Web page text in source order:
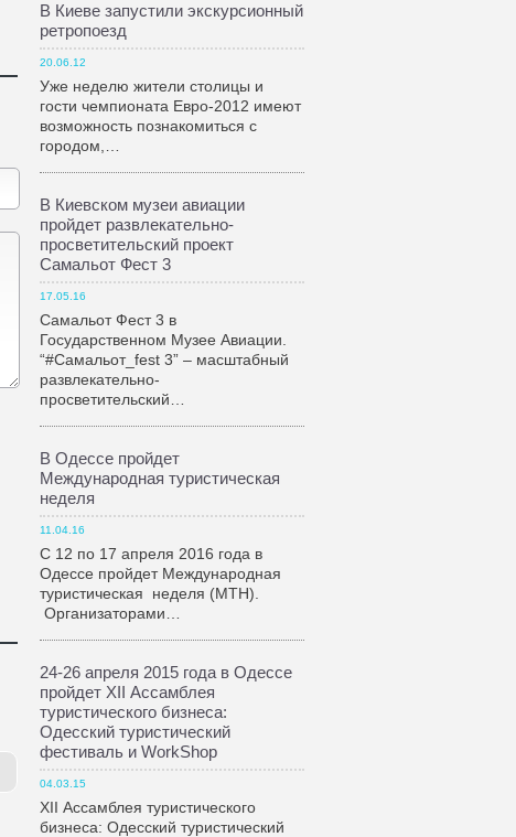
В Киеве запустили экскурсионный
ретропоезд
20.06.12
Уже неделю жители столицы и
гости чемпионата Евро-2012 имеют
возможность познакомиться с
городом,…
В Киевском музеи авиации
пройдет развлекательно-
просветительский проект
Самальот Фест 3
17.05.16
Самальот Фест 3 в
Государственном Музее Авиации.
“#Самальот_fest 3” – масштабный
развлекательно-
просветительский…
В Одессе пройдет
Международная туристическая
неделя
11.04.16
С 12 по 17 апреля 2016 года в
Одессе пройдет Международная
туристическая неделя (МТН).
Организаторами…
24-26 апреля 2015 года в Одессе
пройдет XII Ассамблея
туристического бизнеса:
Одесский туристический
фестиваль и WorkShop
04.03.15
XII Ассамблея туристического
бизнеса: Одесский туристический